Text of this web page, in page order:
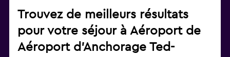
Trouvez de meilleurs résultats
pour votre séjour à Aéroport de
Aéroport d'Anchorage Ted-